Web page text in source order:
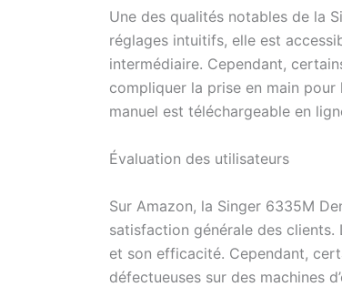
Une des qualités notables de la
réglages intuitifs, elle est
intermédiaire. Cependant,
compliquer la prise en main pour
manuel est téléchargeable en
Évaluation des utilisateurs
Sur Amazon, la Singer 6335M
satisfaction générale des
et son efficacité. Cependant,
défectueuses sur des machines